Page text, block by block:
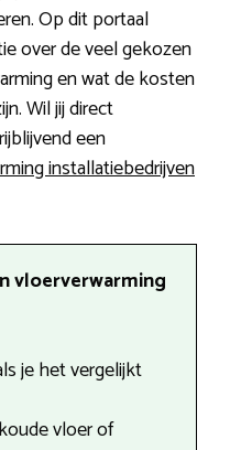
Op dit portaal
over de veel gekozen
en wat de kosten
Wil jij direct
een
installatiebedrijven
vloerverwarming
je het vergelijkt
vloer of